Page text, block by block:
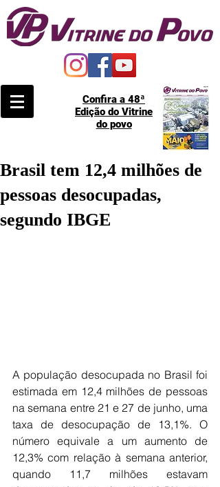
Confira a 48ª
Edição do Vitrine
do povo
Brasil tem 12,4 milhões de
pessoas desocupadas,
segundo IBGE
A população desocupada no Brasil foi
estimada em 12,4 milhões de pessoas
na semana entre 21 e 27 de junho, uma
taxa de desocupação de 13,1%. O
número equivale a um aumento de
12,3% com relação à semana anterior,
quando 11,7 milhões estavam